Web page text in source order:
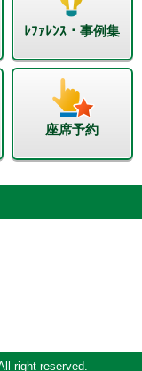
ﾚﾌｧﾚﾝｽ・事例集
座席予約
right reserved.